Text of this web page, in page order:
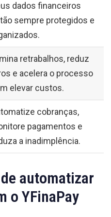
dados financeiros
sempre protegidos e
retrabalhos, reduz
e acelera o processo
elevar custos.
cobranças,
pagamentos e
a inadimplência.
automatizar
o YFinaPay